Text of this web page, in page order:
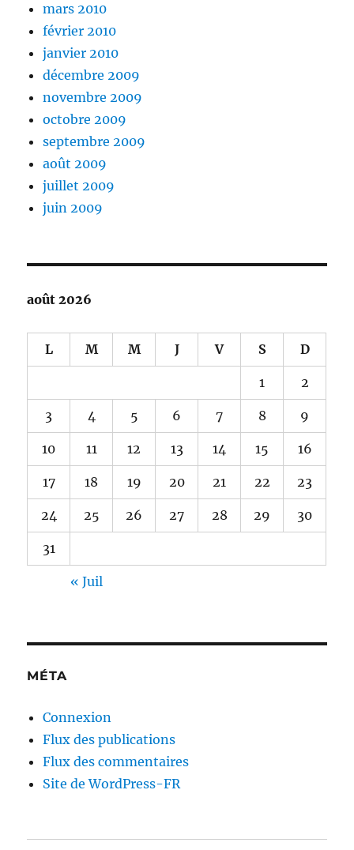
mars 2010
février 2010
janvier 2010
décembre 2009
novembre 2009
octobre 2009
septembre 2009
août 2009
juillet 2009
juin 2009
août 2026
L M M J V S D
1 2
3 4 5 6 7 8 9
10 11 12 13 14 15 16
17 18 19 20 21 22 23
24 25 26 27 28 29 30
31
« Juil
MÉTA
Connexion
Flux des publications
Flux des commentaires
Site de WordPress-FR